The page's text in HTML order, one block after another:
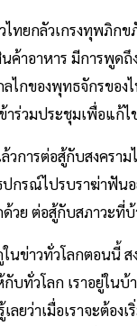
ทยกลัวเกรงทุพภิกข
ค้าอาหาร มีการพูดถึ
กของพุทธจักรของ
าร่วมประชุมเพื่อแก้
วการต่อสู้กับสงคราม
ปกรณ์ไปรบราฆ่าฟัน
วย ต่อสู้กับสภาวะที่บ้
ในข่าวทั่วโลกตอนนี้
บทั่วโลก เราอยู่ในบ้
ลยว่าเมื่อเราจะต้องเ